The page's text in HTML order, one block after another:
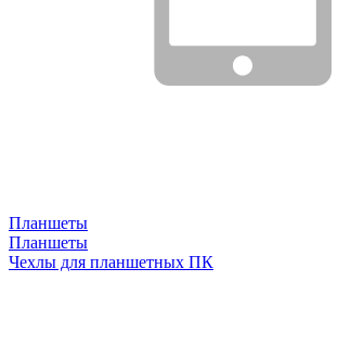
Планшеты
Планшеты
Чехлы для планшетных ПК